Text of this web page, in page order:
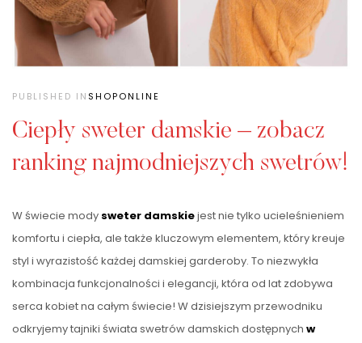
PUBLISHED IN SHOPONLINE
Ciepły sweter damskie – zobacz
ranking najmodniejszych swetrów!
W świecie mody sweter damskiejest nie tylko ucieleśnieniem
komfortu i ciepła, ale także kluczowym elementem, który kreuje
styl i wyrazistość każdej damskiej garderoby. To niezwykła
kombinacja funkcjonalności i elegancji, która od lat zdobywa
serca kobiet na całym świecie! W dzisiejszym przewodniku
odkryjemy tajniki świata swetrów damskich dostępnych w